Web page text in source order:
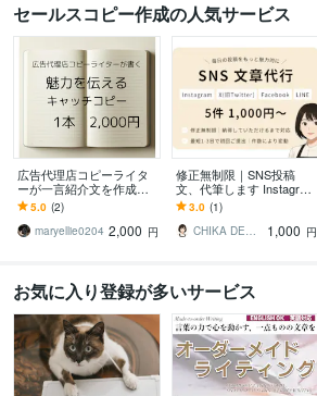
セールスコピー作成の人気サービス
広告代理店コピーライタ
ーが一言紹介文を作成し
ます 商品の魅力をターゲ
ットに理解させるコピー
案を作成します
5.0 (2)
maryellie0204 2,000 円
修正無制限｜SNS投稿
文、代筆します Instagram
運用経験者が言葉でサポ
ート
3.0 (1)
CHIKA DESIGN_
1,000 円
お気に入り登録が多いサービス